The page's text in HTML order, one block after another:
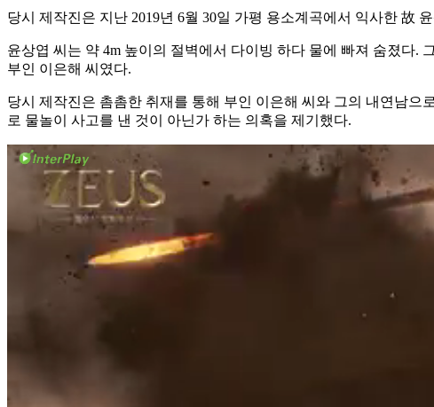
당시 제작진은 지난 2019년 6월 30일 가평 용소계곡에서 익사한 故
윤상엽 씨는 약 4m 높이의 절벽에서 다이빙 하다 물에 빠져 숨졌다.
부인 이은해 씨였다.
당시 제작진은 촘촘한 취재를 통해 부인 이은해 씨와 그의 내연남
로 물놀이 사고를 낸 것이 아닌가 하는 의혹을 제기했다.